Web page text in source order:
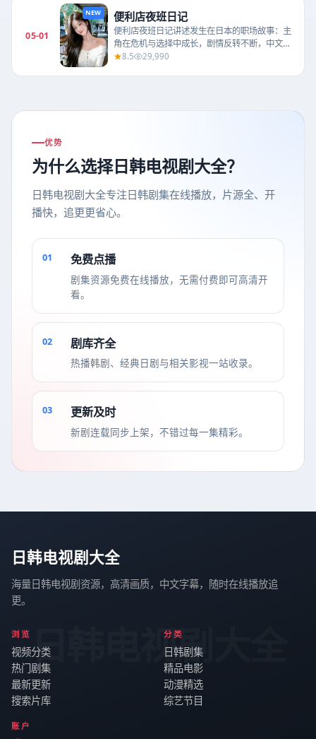
05-01
NEW 便利店夜班日记
便利店夜班日记讲述发生在日本的职场故事：主
角在危机与选择中成长，剧情反转不断，中文字
幕高清播放，追更体验流畅。由塚原亚由子执
8.5 29,990
优势
为什么选择日韩电视剧大全？
日韩电视剧大全专注日韩剧集在线播放，片源全、开
播快，追更更省心。
01 免费点播
剧集资源免费在线播放，无需付费即可高清开
看。
02 剧库齐全
热播韩剧、经典日剧与相关影视一站收录。
03 更新及时
新剧连载同步上架，不错过每一集精彩。
日韩电视剧大全
日韩电视剧大全
海量日韩电视剧资源，高清画质，中文字幕，随时在线播放追
更。
浏览
视频分类
热门剧集
最新更新
搜索片库
分类
日韩剧集
精品电影
动漫精选
综艺节目
账户